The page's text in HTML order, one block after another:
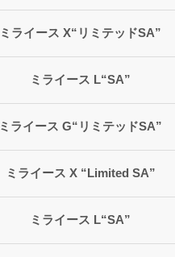
ミライース X“リミテッドSA”
ミライース L“SA”
ミライース G“リミテッドSA”
ミライース X “Limited SA”
ミライース L“SA”